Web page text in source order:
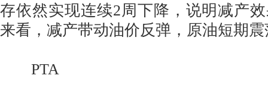
存依然实现连续2周下降，说明减产
来看，减产带动油价反弹，原油短期
PTA